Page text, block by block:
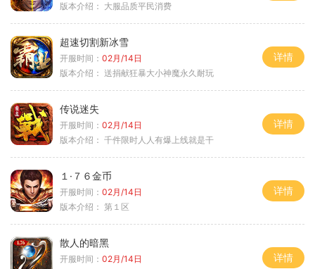
版本介绍： 大服品质平民消费
超速切割新冰雪
开服时间： 02月/14日
版本介绍： 送捐献狂暴大小神魔永久耐玩
详情
传说迷失
开服时间： 02月/14日
版本介绍： 千件限时人人有爆上线就是干
详情
１·７６金币
开服时间： 02月/14日
版本介绍： 第１区
详情
散人的暗黑
开服时间： 02月/14日
详情